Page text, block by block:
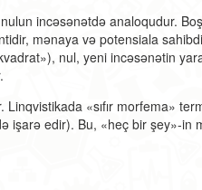
incəsənətdə analoqudur.
mənaya və potensiala
nul, yeni incəsənətin
Linqvistikada «sıfır morfema»
işarə edir). Bu, «heç bir şey»-in